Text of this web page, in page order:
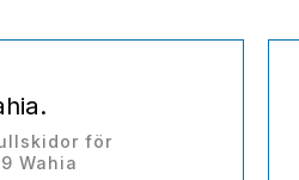
för
Wahia